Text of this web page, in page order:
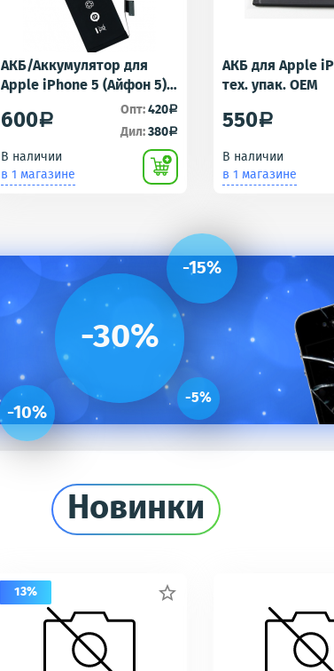
АКБ/Аккумулятор для
Apple iPhone 5 (Айфон 5)
600a Опт:420a
Дил:380a
В наличии
в 1 магазине
АКБ для Apple
тех. упак. OEM
550a
В наличии
в 1 магазине
-30%
-15%
-10%
-5%
Новинки

13%